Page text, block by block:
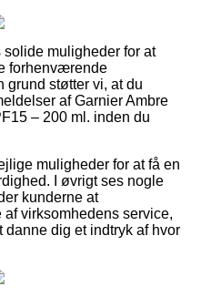
muligheder for at
forhenværende
grund støtter vi, at du
af Garnier Ambre
– 200 ml. inden du
muligheder for at få en
I øvrigt ses nogle
kunderne at
virksomhedens service,
dig et indtryk af hvor